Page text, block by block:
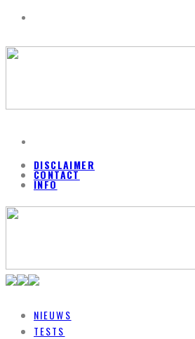
DISCLAIMER
CONTACT
INFO
NIEUWS
TESTS